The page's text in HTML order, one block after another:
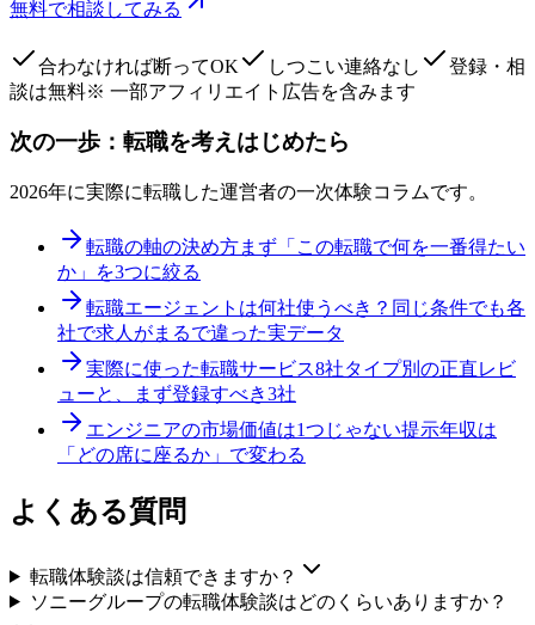
無料で相談してみる
合わなければ断ってOK しつこい連絡なし
登録・相
談は無料※ 一部アフィリエイト広告を含みます
次の一歩：転職を考えはじめたら
2026年に実際に転職した運営者の一次体験コラムです。
転職の軸の決め方まず「この転職で何を一番得たい
か」を3つに絞る
転職エージェントは何社使うべき？ 同じ条件でも各
社で求人がまるで違った実データ
実際に使った転職サービス8社タイプ別の正直レビ
ューと、まず登録すべき3社
エンジニアの市場価値は1つじゃない提示年収は
「どの席に座るか」で変わる
よくある質問
転職体験談は信頼できますか？
ソニーグループの転職体験談はどのくらいありますか？